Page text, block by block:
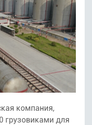
компания,
грузовиками для